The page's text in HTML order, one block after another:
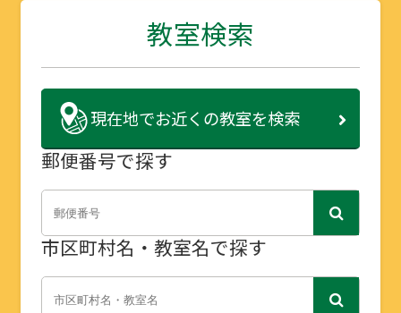
教室検索
現在地でお近くの教室を検索
郵便番号で探す
市区町村名・教室名で探す